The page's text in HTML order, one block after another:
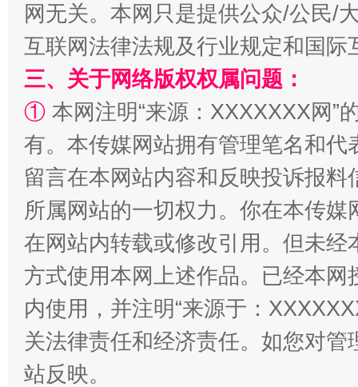
国家大学科技园优化重塑工作
网无关。本网只是提供公众/公民/
互联网法律法规及行业规定和国
三、关于网络版权权属问题：
① 本网注明“来源：XXXXXXX网”
有。本传媒网站拥有管理笔名和
留言在本网站内容和反映投诉报
所属网站的一切权力。你在本传
在网站内转载或修改引用。但未
方式使用本网上述作品。已经本
内使用，并注明“来源于：
关法律责任和经济责任。如您对
站反映。